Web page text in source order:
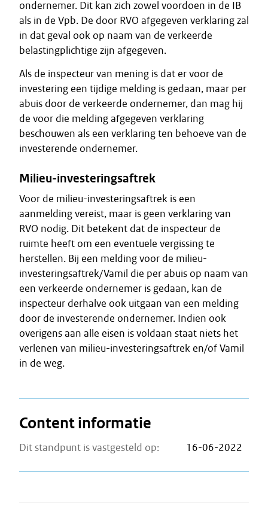
ondernemer. Dit kan zich zowel voordoen in de IB
als in de Vpb. De door RVO afgegeven verklaring zal
in dat geval ook op naam van de verkeerde
belastingplichtige zijn afgegeven.
Als de inspecteur van mening is dat er voor de
investering een tijdige melding is gedaan, maar per
abuis door de verkeerde ondernemer, dan mag hij
de voor die melding afgegeven verklaring
beschouwen als een verklaring ten behoeve van de
investerende ondernemer.
Milieu-investeringsaftrek
Voor de milieu-investeringsaftrek is een
aanmelding vereist, maar is geen verklaring van
RVO nodig. Dit betekent dat de inspecteur de
ruimte heeft om een eventuele vergissing te
herstellen. Bij een melding voor de milieu-
investeringsaftrek/Vamil die per abuis op naam van
een verkeerde ondernemer is gedaan, kan de
inspecteur derhalve ook uitgaan van een melding
door de investerende ondernemer. Indien ook
overigens aan alle eisen is voldaan staat niets het
verlenen van milieu-investeringsaftrek en/of Vamil
in de weg.
Content informatie
Dit standpunt is vastgesteld op: 16-06-2022